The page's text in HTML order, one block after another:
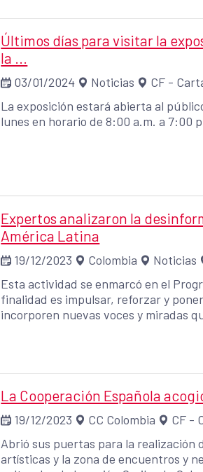
Últimos días para visitar la
la ...
03/01/2024 Noticias
CF -
La exposición estará abierta al
lunes en horario de 8:00 a.m. a 7:00
Expertos analizaron la
América Latina
19/12/2023 Colombia Noticias
Esta actividad se enmarcó en el
finalidad es impulsar, reforzar y
incorporen nuevas voces y miradas
La Cooperación Española
19/12/2023 CC Colombia
CF -
Abrió sus puertas para la realización
artísticas y la zona de encuentros y